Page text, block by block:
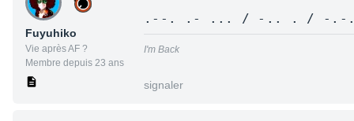
Fuyuhiko
Vie après AF ?
Membre depuis 23 ans
.--. .- ... / -.. . / -.-.
I'm Back
signaler